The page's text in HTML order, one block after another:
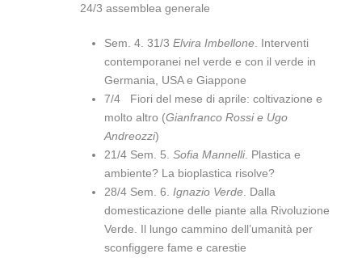
24/3 assemblea generale
Sem. 4. 31/3 Elvira Imbellone . Interventi
contemporanei nel verde e con il verde in
Germania, USA e Giappone
7/4 Fiori del mese di aprile: coltivazione e
molto altro (Gianfranco Rossi e Ugo
Andreozzi)
21/4 Sem. 5. Sofia Mannelli. Plastica e
ambiente? La bioplastica risolve?
28/4 Sem. 6. Ignazio Verde . Dalla
domesticazione delle piante alla Rivoluzione
Verde. Il lungo cammino dell’umanità per
sconfiggere fame e carestie